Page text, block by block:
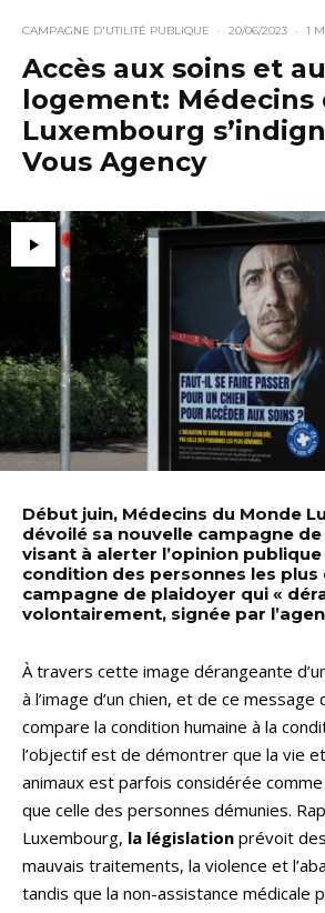
CAMPAGNE D'UTILITÉ PUBLIQUE · 20/06/2023 · 1
Accès aux soins et au
logement: Médecins
Luxembourg
Vous Agency
Début juin, Médecins du Monde
dévoilé sa nouvelle campagne
visant à alerter l’opinion
condition des personnes les plus
campagne de plaidoyer qui «
volontairement, signée par
À travers cette image dérangeante
à l’image d’un chien, et de ce message
compare la condition humaine à la
l’objectif est de démontrer que la vie
animaux est parfois considérée
que celle des personnes démunies.
Luxembourg, la législation prévoit
mauvais traitements, la violence et
tandis que la non-assistance médicale